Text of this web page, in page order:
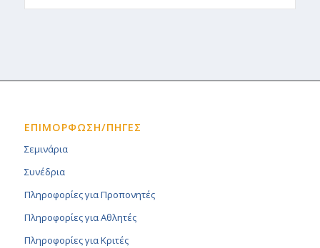
ΕΠΙΜΟΡΦΩΣΗ/ΠΗΓΕΣ
Σεμινάρια
Συνέδρια
Πληροφορίες για Προπονητές
Πληροφορίες για Αθλητές
Πληροφορίες για Κριτές